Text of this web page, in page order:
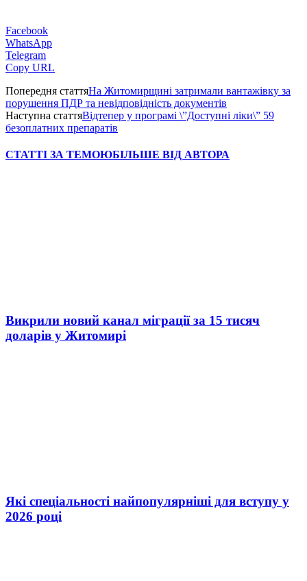
Facebook
WhatsApp
Telegram
Copy URL
Попередня статтяНа Житомирщині затримали вантажівку за
порушення ПДР та невідповідність документів
Наступна статтяВідтепер у програмі \”Доступні ліки\” 59
безоплатних препаратів
СТАТТІ ЗА ТЕМОЮБІЛЬШЕ ВІД АВТОРА
Викрили новий канал міграції за 15 тисяч
доларів у Житомирі
Які спеціальності найпопулярніші для вступу у
2026 році